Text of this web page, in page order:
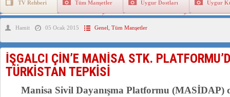
DİYANET AKADEMİSİ BAŞKANI DOÇ.DR.KAAN : DOĞU
150 YILDIR KAYNAYAN YARAMIZ : ÇİN İŞGALİNDEKİ
ÇİN’İN UYGUR POLİTİKALARINI ÖVEN DİYANET
TV Rehberi Tüm Manşetler Uygur Dostları Uygur
Uygurlarda Düğün ve Cenaze
Hamit 05 Ocak 2015 Genel Tüm Manşetler
İŞGALCI ÇİN’E MANİSA STK.
TÜRKİSTAN TEPKİSİ
Manisa Sivil Dayanışma Platformu (MASİDAP)